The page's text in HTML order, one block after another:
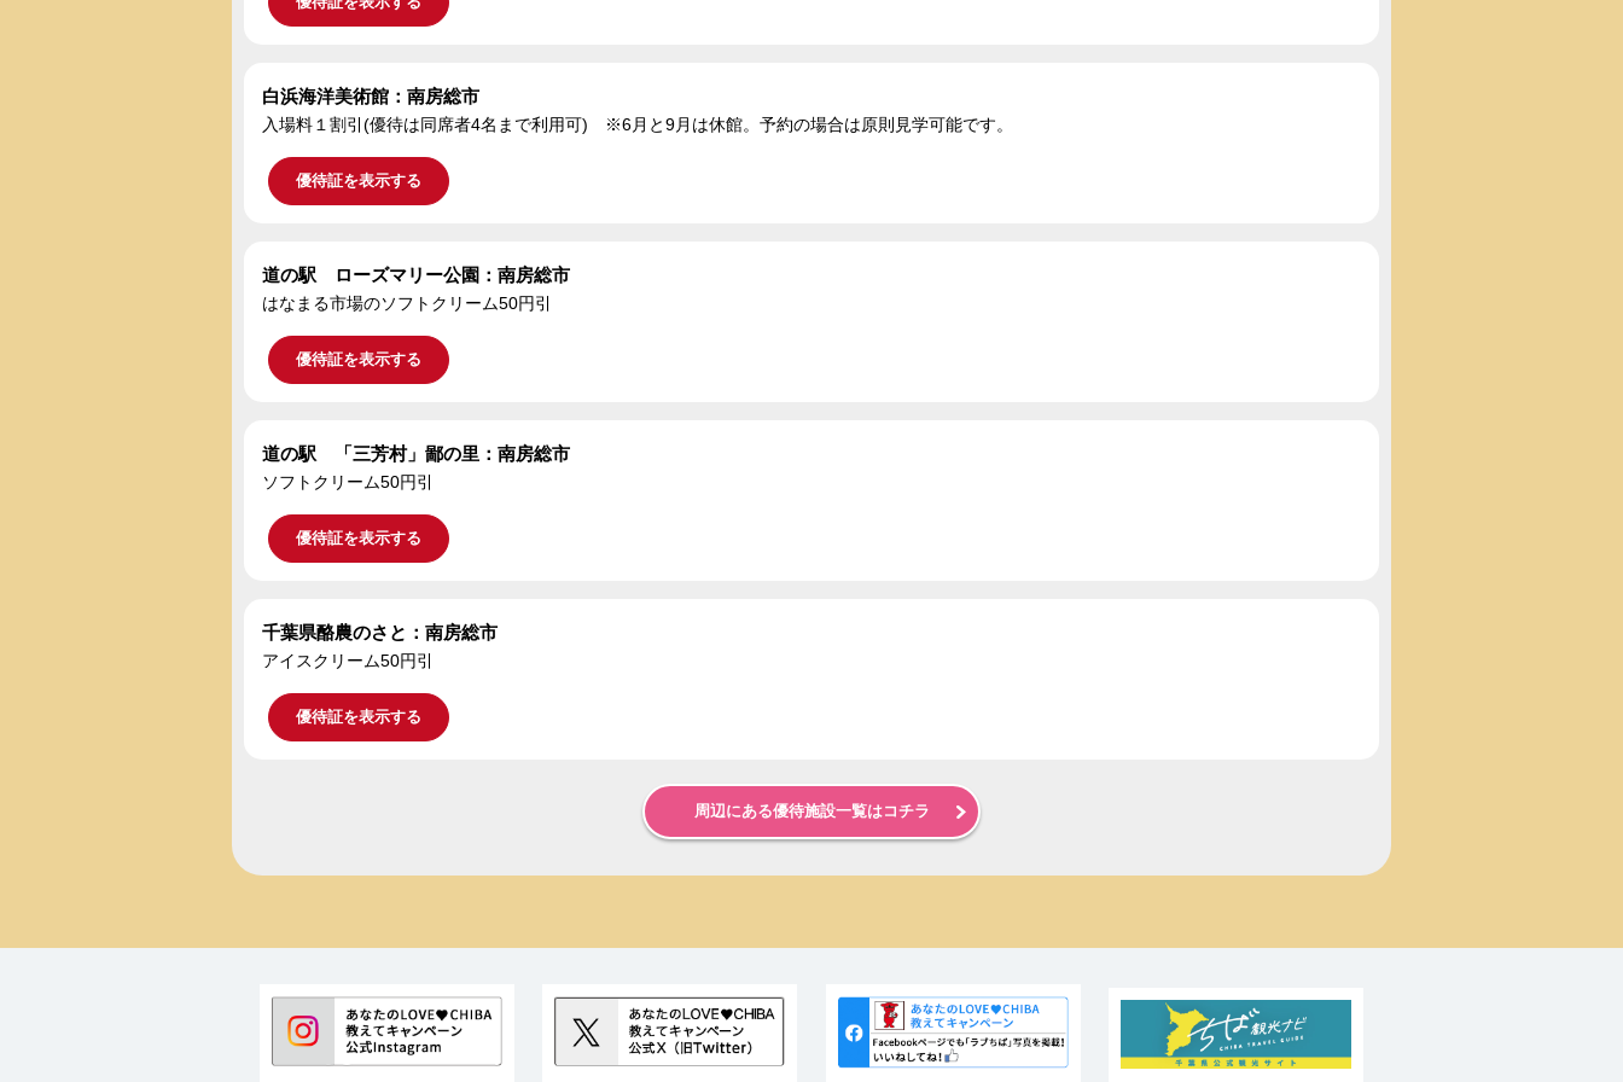
白浜海洋美術館：南房総市
入場料１割引(優待は同席者4名まで利用可) ※6月と9月は休館。予約の場合は原則見学可能です。
優待証を表示する
道の駅 ローズマリー公園：南房総市
はなまる市場のソフトクリーム50円引
優待証を表示する
道の駅 「三芳村」鄙の里：南房総市
ソフトクリーム50円引
優待証を表示する
千葉県酪農のさと：南房総市
アイスクリーム50円引
優待証を表示する
周辺にある優待施設一覧はコチラ